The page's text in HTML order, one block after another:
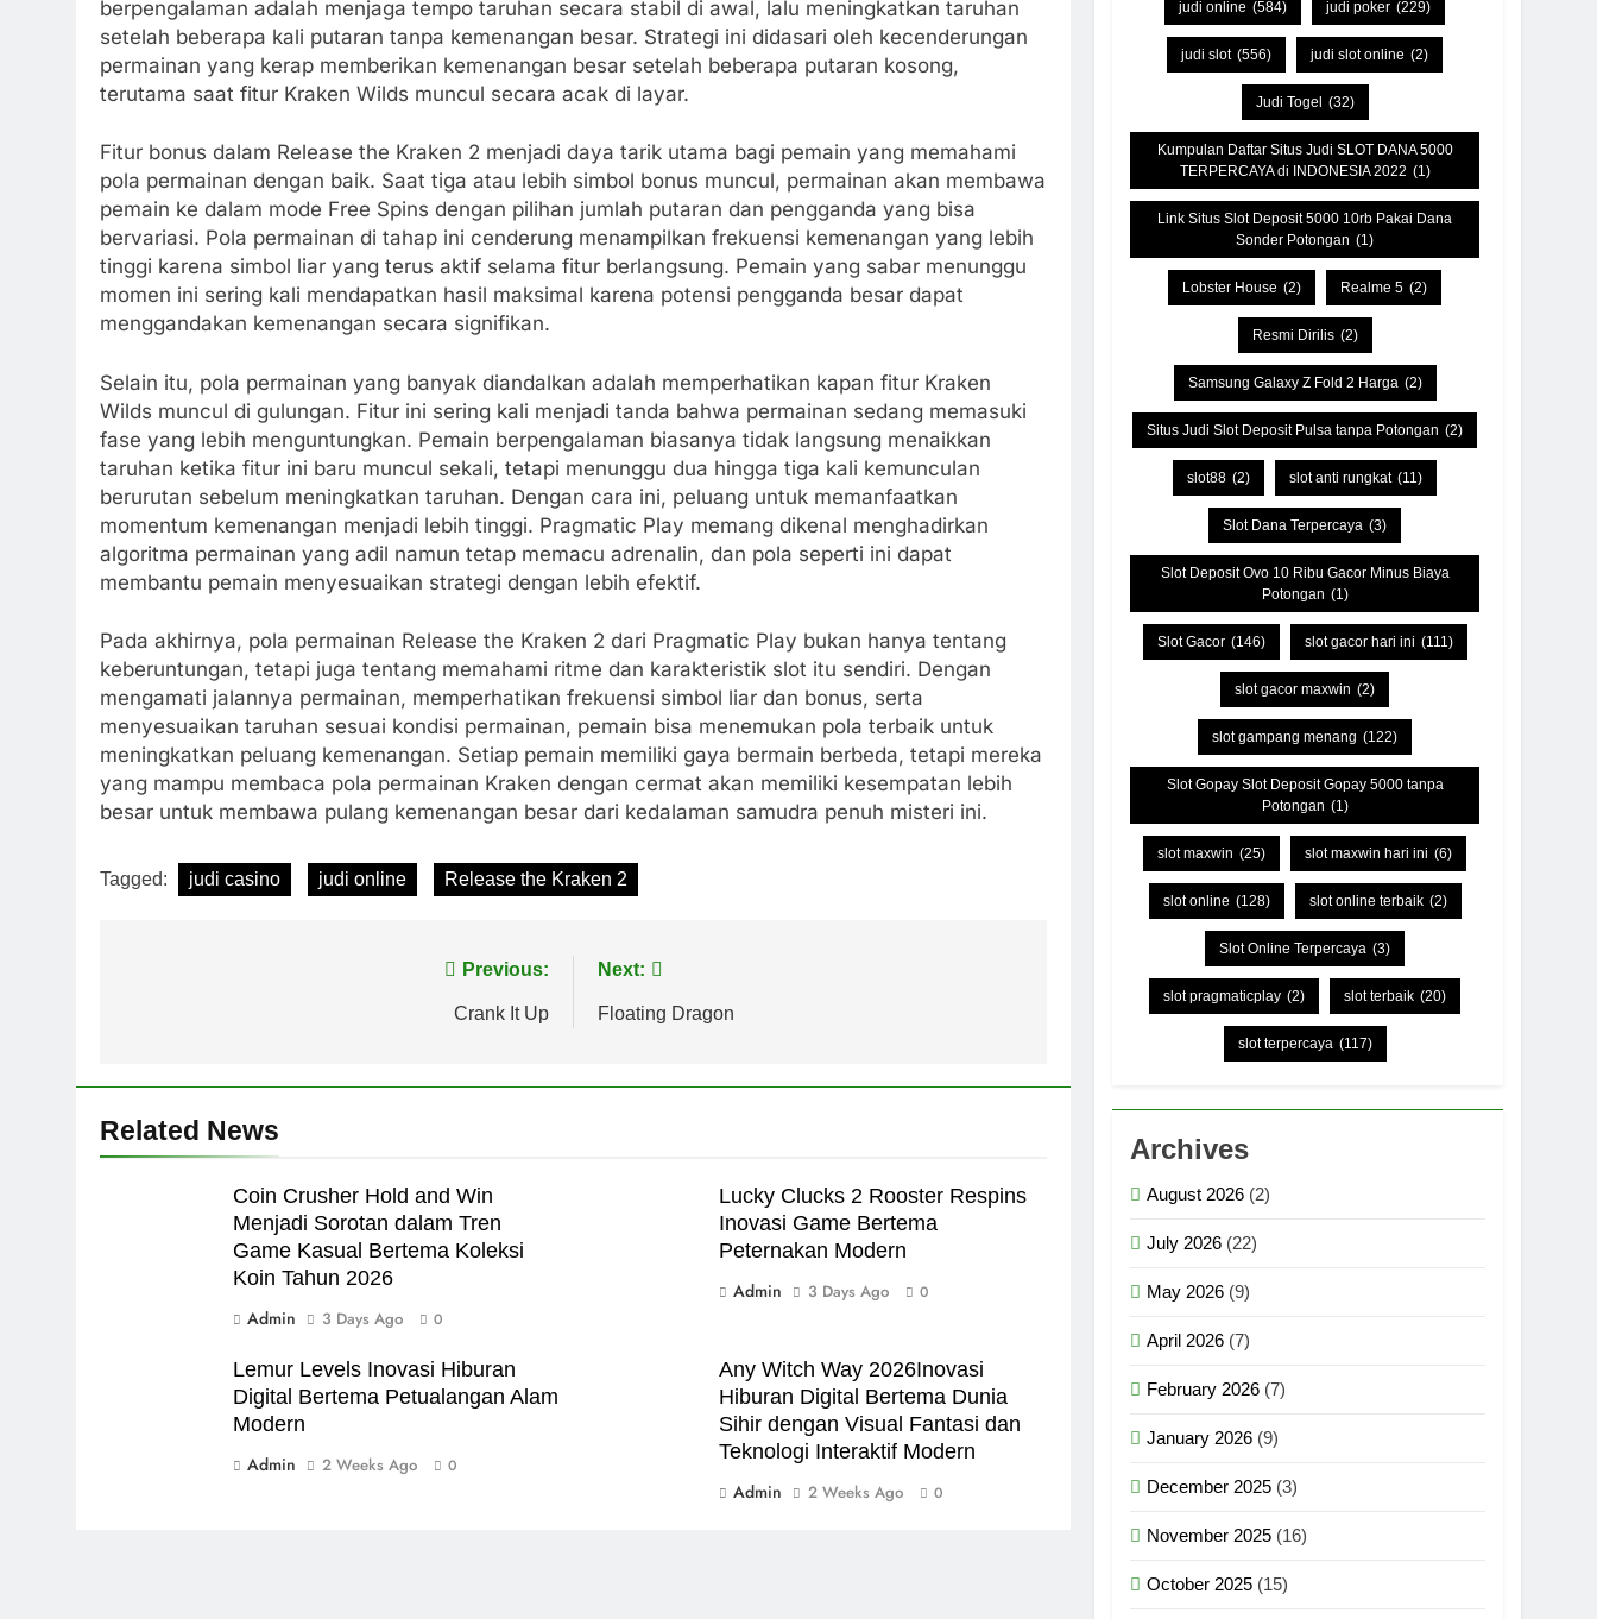
berpengalaman adalah menjaga tempo taruhan secara stabil di awal, lalu meningkatkan taruhan
setelah beberapa kali putaran tanpa kemenangan besar. Strategi ini didasari oleh kecenderungan
permainan yang kerap memberikan kemenangan besar setelah beberapa putaran kosong,
terutama saat fitur Kraken Wilds muncul secara acak di layar.
Fitur bonus dalam Release the Kraken 2 menjadi daya tarik utama bagi pemain yang memahami
pola permainan dengan baik. Saat tiga atau lebih simbol bonus muncul, permainan akan membawa
pemain ke dalam mode Free Spins dengan pilihan jumlah putaran dan pengganda yang bisa
bervariasi. Pola permainan di tahap ini cenderung menampilkan frekuensi kemenangan yang lebih
tinggi karena simbol liar yang terus aktif selama fitur berlangsung. Pemain yang sabar menunggu
momen ini sering kali mendapatkan hasil maksimal karena potensi pengganda besar dapat
menggandakan kemenangan secara signifikan.
Selain itu, pola permainan yang banyak diandalkan adalah memperhatikan kapan fitur Kraken
Wilds muncul di gulungan. Fitur ini sering kali menjadi tanda bahwa permainan sedang memasuki
fase yang lebih menguntungkan. Pemain berpengalaman biasanya tidak langsung menaikkan
taruhan ketika fitur ini baru muncul sekali, tetapi menunggu dua hingga tiga kali kemunculan
berurutan sebelum meningkatkan taruhan. Dengan cara ini, peluang untuk memanfaatkan
momentum kemenangan menjadi lebih tinggi. Pragmatic Play memang dikenal menghadirkan
algoritma permainan yang adil namun tetap memacu adrenalin, dan pola seperti ini dapat
membantu pemain menyesuaikan strategi dengan lebih efektif.
Pada akhirnya, pola permainan Release the Kraken 2 dari Pragmatic Play bukan hanya tentang
keberuntungan, tetapi juga tentang memahami ritme dan karakteristik slot itu sendiri. Dengan
mengamati jalannya permainan, memperhatikan frekuensi simbol liar dan bonus, serta
menyesuaikan taruhan sesuai kondisi permainan, pemain bisa menemukan pola terbaik untuk
meningkatkan peluang kemenangan. Setiap pemain memiliki gaya bermain berbeda, tetapi mereka
yang mampu membaca pola permainan Kraken dengan cermat akan memiliki kesempatan lebih
besar untuk membawa pulang kemenangan besar dari kedalaman samudra penuh misteri ini.
Tagged: judi casino judi online Release the Kraken 2
Previous:
Crank It Up
Next:
Floating Dragon
Related News
Coin Crusher Hold and Win
Menjadi Sorotan dalam Tren
Game Kasual Bertema Koleksi
Koin Tahun 2026
Admin
3 Days Ago 0
Lucky Clucks 2 Rooster Respins
Inovasi Game Bertema
Peternakan Modern
Admin
3 Days Ago 0
Lemur Levels Inovasi Hiburan
Digital Bertema Petualangan Alam
Modern
Admin
2 Weeks Ago 0
Any Witch Way 2026Inovasi
Hiburan Digital Bertema Dunia
Sihir dengan Visual Fantasi dan
Teknologi Interaktif Modern
Admin
2 Weeks Ago 0
judi online (584) judi poker (229)
judi slot (556) judi slot online (2)
Judi Togel (32)
Kumpulan Daftar Situs Judi SLOT DANA 5000
TERPERCAYA di INDONESIA 2022 (1)
Link Situs Slot Deposit 5000 10rb Pakai Dana
Sonder Potongan (1)
Lobster House (2) Realme 5 (2)
Resmi Dirilis (2)
Samsung Galaxy Z Fold 2 Harga (2)
Situs Judi Slot Deposit Pulsa tanpa Potongan (2)
slot88 (2) slot anti rungkat (11)
Slot Dana Terpercaya (3)
Slot Deposit Ovo 10 Ribu Gacor Minus Biaya
Potongan (1)
Slot Gacor (146) slot gacor hari ini (111)
slot gacor maxwin (2)
slot gampang menang (122)
Slot Gopay Slot Deposit Gopay 5000 tanpa
Potongan (1)
slot maxwin (25) slot maxwin hari ini (6)
slot online (128) slot online terbaik (2)
Slot Online Terpercaya (3)
slot pragmaticplay (2) slot terbaik (20)
slot terpercaya (117)
Archives
August 2026 (2)
July 2026 (22)
May 2026 (9)
April 2026 (7)
February 2026 (7)
January 2026 (9)
December 2025 (3)
November 2025 (16)
October 2025 (15)